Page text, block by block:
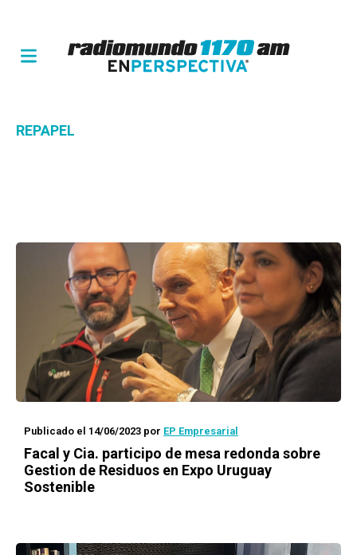
REPAPEL
Publicado el 14/06/2023 por EP Empresarial
Facal y Cia. participo de mesa redonda sobre
Gestion de Residuos en Expo Uruguay
Sostenible